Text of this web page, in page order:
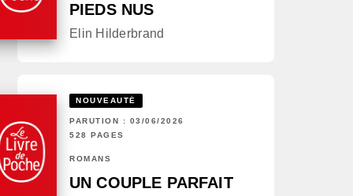
PIEDS NUS
Elin Hilderbrand
NOUVEAUTÉ
PARUTION : 03/06/2026
528 PAGES
ROMANS
UN COUPLE PARFAIT